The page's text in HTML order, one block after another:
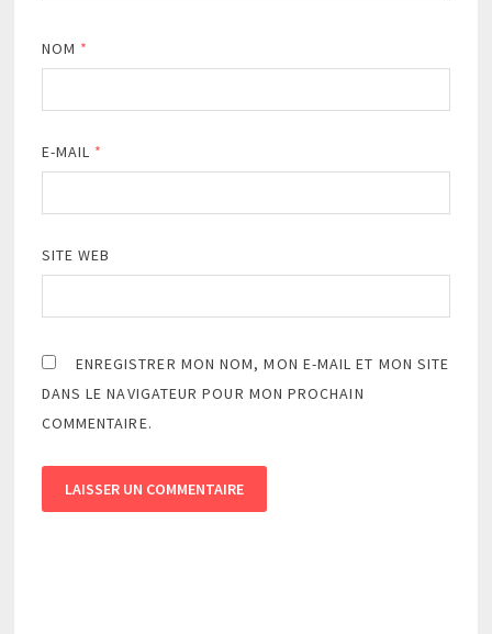
NOM *
E-MAIL *
SITE WEB
ENREGISTRER MON NOM, MON E-MAIL ET MON SITE
DANS LE NAVIGATEUR POUR MON PROCHAIN
COMMENTAIRE.